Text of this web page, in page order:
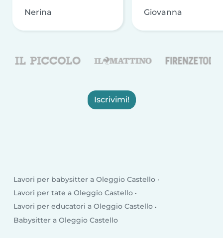
Nerina Giovanna
Iscrivimi!
Lavori per babysitter a Oleggio Castello
Lavori per tate a Oleggio Castello
Lavori per educatori a Oleggio Castello
Babysitter a Oleggio Castello